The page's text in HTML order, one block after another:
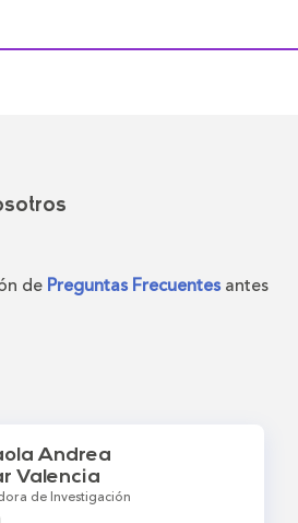
de Preguntas Frecuentes antes
Andrea
Valencia
de Investigación